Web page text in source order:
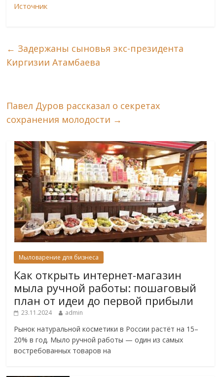
Источник
← Задержаны сыновья экс-президента
Киргизии Атамбаева
Павел Дуров рассказал о секретах
сохранения молодости →
Мыловарение для бизнеса
Как открыть интернет-магазин
мыла ручной работы: пошаговый
план от идеи до первой прибыли
23.11.2024 admin
Рынок натуральной косметики в России растёт на 15–
20% в год. Мыло ручной работы — один из самых
востребованных товаров на